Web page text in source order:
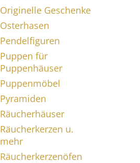
Originelle Geschenke
Osterhasen
Pendelfiguren
Puppen für
Puppenhäuser
Puppenmöbel
Pyramiden
Räucherhäuser
Räucherkerzen u.
mehr
Räucherkerzenöfen